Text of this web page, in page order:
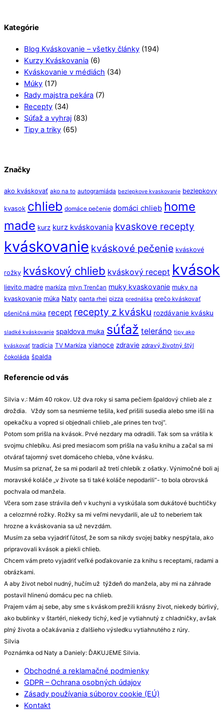
Kategórie
Blog Kváskovanie – všetky články (194)
Kurzy Kváskovania (6)
Kváskovanie v médiách (34)
Múky (17)
Rady majstra pekára (7)
Recepty (34)
Súťaž a vyhraj (83)
Tipy a triky (65)
Značky
ako kváskovať ako na to autogramiáda bezlepkove kvaskovanie bezlepkovy
kvasok chlieb domáce pečenie domáci chlieb home
made kurz kurz kváskovania kvaskove recepty
kváskovanie kváskové pečenie kváskové
rožky kváskový chlieb kváskový recept kvások
lievito madre markíza mlyn Trenčan muky kvaskovanie muky na
kvaskovanie múka Naty panta rhei pizza prednáška prečo kváskovať
pšeničná múka recept recepty z kvásku rozdávanie kvásku
sladké kváskovanie spaldova muka súťaž teleráno tipy ako
kváskovať tradícia TV Markíza vianoce zdravie zdravý životný štýl
čokoláda špalda
Referencie od vás
Silvia v.: Mám 40 rokov. Už dva roky si sama pečiem špaldový chlieb ale z
droždia. Vždy som sa nesmierne tešila, keď prišili susedia alebo sme išli na
opekačku a vopred si objednali chlieb „ale prines ten tvoj“.
Potom som prišla na kvások. Prvé nezdary ma odradili. Tak som sa vrátila k
svojmu chlebíku. Asi pred mesiacom som prišla na vašu knihu a začal sa mi
otvárať tajomný svet domáceho chleba, vône kvásku.
Musím sa priznať, že sa mi podaril až tretí chlebík z ošatky. Výnimočné boli aj
moravské koláče „v živote sa ti také koláče nepodarili“- to bola obrovská
pochvala od manžela.
Včera som zase strávila deň v kuchyni a vyskúšala som dukátové buchtičky
a celozrnné rožky. Rožky sa mi veľmi nevydarili, ale už to neberiem tak
hrozne a kváskovania sa už nevzdám.
Musím za seba vyjadriť ľútosť, že som sa nikdy svojej babky nespýtala, ako
pripravovali kvások a piekli chlieb.
Chcem vám preto vyjadriť veľké poďakovanie za knihu s receptami, radami a
obrázkami.
A aby život nebol nudný, hučím už týždeň do manžela, aby mi na záhrade
postavil hlinenú domácu pec na chlieb.
Prajem vám aj sebe, aby sme s kváskom prežili krásny život, niekedy búrlivý,
ako bublinky v štartéri, niekedy tichý, keď je vytiahnutý z chladničky, avšak
plný života a očakávania z ďalšieho výsledku vytiahnutého z rúry.
Silvia
Poznámka od Naty a Daniely: ĎAKUJEME Silvia.
Obchodné a reklamačné podmienky
GDPR – Ochrana osobných údajov
Zásady používania súborov cookie (EÚ)
Kontakt